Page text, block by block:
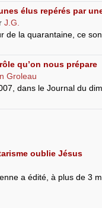
élus repérés par
J.G.
de la quarantaine, ce
qu’on nous prépare
Groleau
dans le Journal du
oublie Jésus
a édité, à plus de 3